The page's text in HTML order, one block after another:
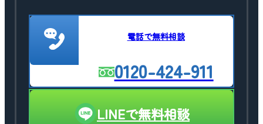
電話で無料相談
0120-424-911
LINEで無料相談